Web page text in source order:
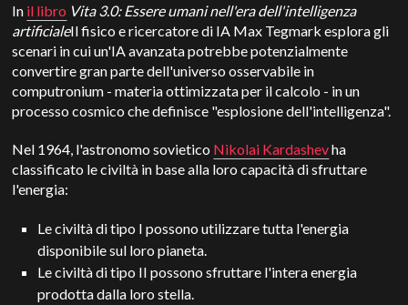
In il libro Vita 3.0: Essere umani nell'era dell'intelligenza
artificialeIl fisico e ricercatore di IA Max Tegmark esplora gli
scenari in cui un'IA avanzata potrebbe potenzialmente
convertire gran parte dell'universo osservabile in
computronium - materia ottimizzata per il calcolo - in un
processo cosmico che definisce "esplosione dell'intelligenza".
Nel 1964, l'astronomo sovietico Nikolai Kardashevha
classificato le civiltà in base alla loro capacità di sfruttare
l'energia:
Le civiltà di tipo I possono utilizzare tutta l'energia
disponibile sul loro pianeta.
Le civiltà di tipo II possono sfruttare l'intera energia
prodotta dalla loro stella.